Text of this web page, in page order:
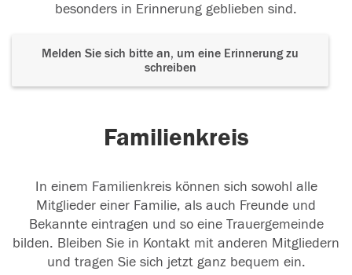
besonders in Erinnerung geblieben sind.
Melden Sie sich bitte an, um eine Erinnerung zu
schreiben
Familienkreis
In einem Familienkreis können sich sowohl alle
Mitglieder einer Familie, als auch Freunde und
Bekannte eintragen und so eine Trauergemeinde
bilden. Bleiben Sie in Kontakt mit anderen Mitgliedern
und tragen Sie sich jetzt ganz bequem ein.